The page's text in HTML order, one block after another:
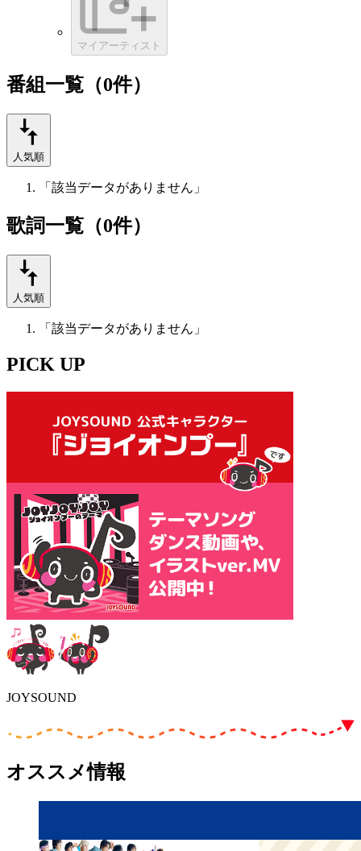
マイアーティスト
番組一覧（0件）
人気順
「該当データがありません」
歌詞一覧（0件）
人気順
「該当データがありません」
PICK UP
JOYSOUND
オススメ情報